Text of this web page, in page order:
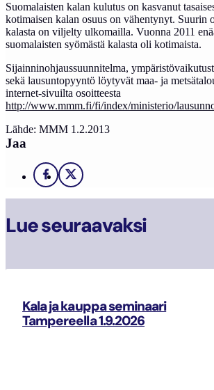
Suomalaisten kalan kulutus on kasvanut
kotimaisen kalan osuus on vähentynyt. Suurin
kalasta on viljelty ulkomailla. Vuonna 2011
suomalaisten syömästä kalasta oli kotimaista.
Sijainninohjaussuunnitelma,
sekä lausuntopyyntö löytyvät maa- ja
internet-sivuilta osoitteesta
http://www.mmm.fi/fi/index/ministerio/
Lähde: MMM 1.2.2013
Jaa
Facebook
X
Lue seuraavaksi
Kala ja kauppa seminaari
Tampereella 1.9.2026